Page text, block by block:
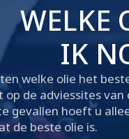
WELKE
IK
welke olie het
op de adviessites
gevallen hoeft u
de beste olie is.